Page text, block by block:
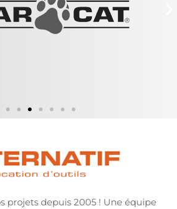
projets depuis 2005 ! Une équipe